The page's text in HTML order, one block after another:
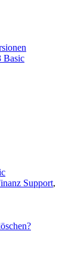
Basic
Support,